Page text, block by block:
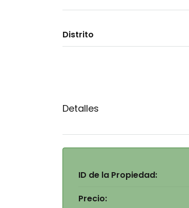
Distrito
Detalles
ID de la Propiedad:
Precio: